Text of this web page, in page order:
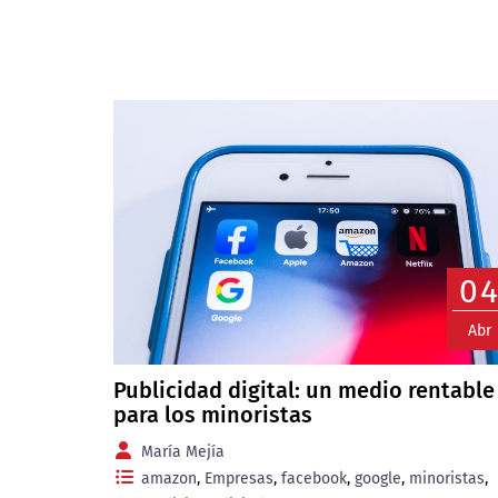
Abr
Publicidad digital: un medio rentable
para los minoristas
María Mejía
amazon, Empresas, facebook, google, minoristas,